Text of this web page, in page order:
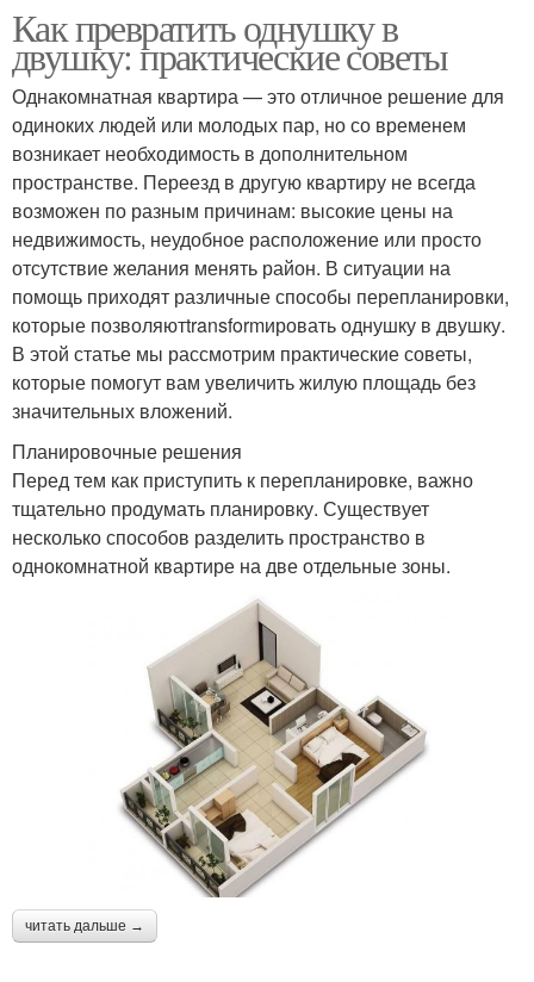
Как превратить однушку в
двушку: практические советы
Однакомнатная квартира — это отличное решение для
одиноких людей или молодых пар, но со временем
возникает необходимость в дополнительном
пространстве. Переезд в другую квартиру не всегда
возможен по разным причинам: высокие цены на
недвижимость, неудобное расположение или просто
отсутствие желания менять район. В ситуации на
помощь приходят различные способы перепланировки,
которые позволяютtransformировать однушку в двушку.
В этой статье мы рассмотрим практические советы,
которые помогут вам увеличить жилую площадь без
значительных вложений.
Планировочные решения
Перед тем как приступить к перепланировке, важно
тщательно продумать планировку. Существует
несколько способов разделить пространство в
однокомнатной квартире на две отдельные зоны.
читать дальше →